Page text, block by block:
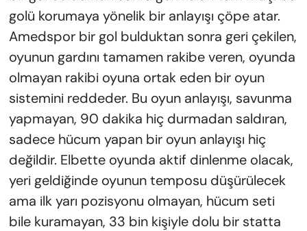
golü korumaya yönelik bir anlayışı çöpe atar.
Amedspor bir gol bulduktan sonra geri çekilen,
oyunun gardını tamamen rakibe veren, oyunda
olmayan rakibi oyuna ortak eden bir oyun
sistemini reddeder. Bu oyun anlayışı, savunma
yapmayan, 90 dakika hiç durmadan saldıran,
sadece hücum yapan bir oyun anlayışı hiç
değildir. Elbette oyunda aktif dinlenme olacak,
yeri geldiğinde oyunun temposu düşürülecek
ama ilk yarı pozisyonu olmayan, hücum seti
bile kuramayan, 33 bin kişiyle dolu bir statta